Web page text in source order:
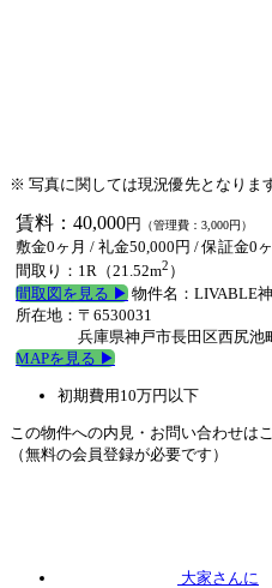
※ 写真に関しては現況優先となりま
賃料：40,000円 （管理費：3,000円）
敷金0ヶ月 / 礼金50,000円 /保証金0
間取り：1R（21.52m2 ）
間取図を見る ▶︎ 物件名：LIVABLE
所在地：〒6530031
兵庫県神戸市長田区西尻池
MAPを見る ▶︎
初期費用10万円以下
この物件への内見・お問い合わせは
（無料の会員登録が必要です）
大家さんに